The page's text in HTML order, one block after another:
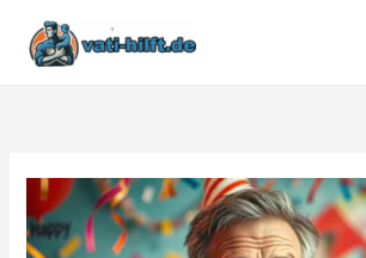
Inhalt
springen